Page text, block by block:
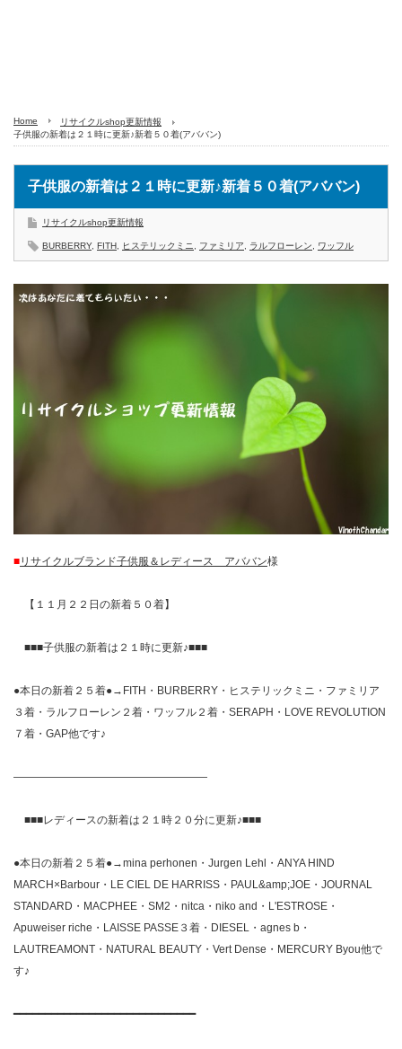
Home
リサイクルshop更新情報
子供服の新着は２１時に更新♪新着５０着(アババン)
子供服の新着は２１時に更新♪新着５０着(アババン)
リサイクルshop更新情報
BURBERRY, FITH ヒステリックミニ ファミリア ラルフローレン ワッフル
■リサイクルブランド子供服＆レディース アババン様
【１１月２２日の新着５０着】
■■■子供服の新着は２１時に更新♪■■■
●本日の新着２５着●→FITH・BURBERRY・ヒステリックミニ・ファミリア
３着・ラルフローレン２着・ワッフル２着・SERAPH・LOVE REVOLUTION
７着・GAP他です♪
——————————————————
■■■レディースの新着は２１時２０分に更新♪■■■
●本日の新着２５着●→mina perhonen・Jurgen Lehl・ANYA HIND
MARCH×Barbour・LE CIEL DE HARRISS・PAUL&amp;JOE・JOURNAL
STANDARD・MACPHEE・SM2・nitca・niko and・L'ESTROSE・
Apuweiser riche・LAISSE PASSE３着・DIESEL・agnes b・
LAUTREAMONT・NATURAL BEAUTY・Vert Dense・MERCURY Byou他で
す♪
━━━━━━━━━━━━━━━━━━━━━━━━━━━━━